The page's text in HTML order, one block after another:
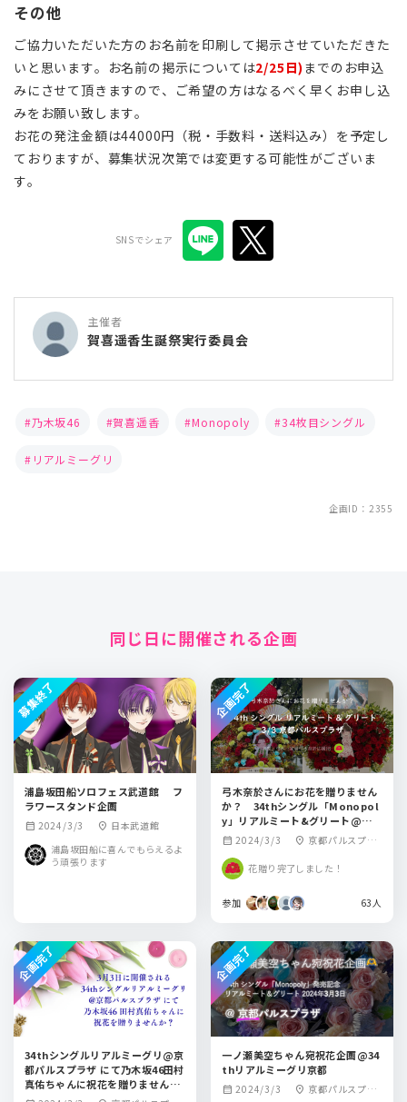
その他
ご協力いただいた方のお名前を印刷して掲示させていただきた
いと思います。お名前の掲示については2/25日) までのお申込
みにさせて頂きますので、ご希望の方はなるべく早くお申し込
みをお願い致します。
お花の発注金額は44000円（税・手数料・送料込み）を予定し
ておりますが、募集状況次第では変更する可能性がございま
す。
SNSでシェア
主催者
賀喜遥香生誕祭実行委員会
乃木坂46 賀喜遥香 Monopoly 34枚目シングル
リアルミーグリ
企画ID：2355
同じ日に開催される企画
浦島坂田船ソロフェス武道館 フ
ラワースタンド企画
calendar_month 2024/3/3 location_on 日本武道館
浦島坂田船に喜んでもらえるよ
う頑張ります
募集終了
弓木奈於さんにお花を贈りません
か？ 34thシングル「Monopol
y」リアルミート&グリート@京都
パルスプラザ
calendar_month 2024/3/3 location_on 京都パルスプラ
花贈り完了しました！
参加 63人
企画完了
34thシングルリアルミーグリ@京
都パルスプラザ にて乃木坂46田村
真佑ちゃんに祝花を贈りません
か？
企画完了
一ノ瀬美空ちゃん宛祝花企画@34
thリアルミーグリ京都
calendar_month 2024/3/3 location_on 京都パルスプラ
企画完了